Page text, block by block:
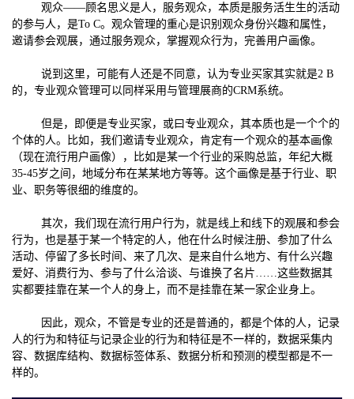
观众——顾名思义是人，服务观众，本质是服务活生生的活动
的参与人，是To C。观众管理的重心是识别观众身份兴趣和属性，
邀请参会观展，通过服务观众，掌握观众行为，完善用户画像。
说到这里，可能有人还是不同意，认为专业买家其实就是2 B
的，专业观众管理可以同样采用与管理展商的CRM系统。
但是，即便是专业买家，或曰专业观众，其本质也是一个个的
个体的人。比如，我们邀请专业观众，肯定有一个观众的基本画像
（现在流行用户画像），比如是某一个行业的采购总监，年纪大概
35-45岁之间，地域分布在某某地方等等。这个画像是基于行业、职
业、职务等很细的维度的。
其次，我们现在流行用户行为，就是线上和线下的观展和参会
行为，也是基于某一个特定的人，他在什么时候注册、参加了什么
活动、停留了多长时间、来了几次、是来自什么地方、有什么兴趣
爱好、消费行为、参与了什么洽谈、与谁换了名片……这些数据其
实都要挂靠在某一个人的身上，而不是挂靠在某一家企业身上。
因此，观众，不管是专业的还是普通的，都是个体的人，记录
人的行为和特征与记录企业的行为和特征是不一样的，数据采集内
容、数据库结构、数据标签体系、数据分析和预测的模型都是不一
样的。